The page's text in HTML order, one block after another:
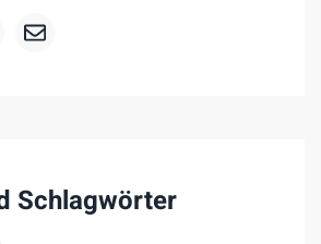
Schlagwörter